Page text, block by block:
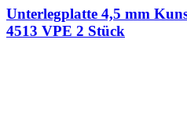
Unterlegplatte 4,5 mm
4513 VPE 2 Stück